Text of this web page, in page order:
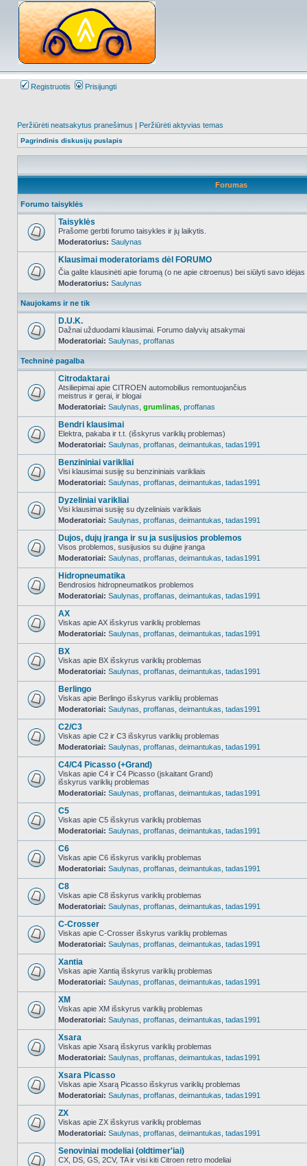
Registruotis Prisijungti
Peržiūrėti neatsakytus pranešimus | Peržiūrėti aktyvias temas
Pagrindinis diskusijų puslapis
Forumas
Forumo taisyklės
NO_UNREAD_POSTS
Taisyklės
Prašome gerbti forumo taisykles ir jų laikytis.
Moderatorius: Saulynas
NO_UNREAD_POSTS
Klausimai moderatoriams dėl FORUMO
Čia galite klausinėti apie forumą (o ne apie citroenus) bei siūlyti savo
Moderatorius: Saulynas
Naujokams ir ne tik
NO_UNREAD_POSTS
D.U.K.
Dažnai užduodami klausimai. Forumo dalyvių atsakymai
Moderatoriai: Saulynas proffanas
Techninė pagalba
NO_UNREAD_POSTS
Citrodaktarai
Atsiliepimai apie CITROEN automobilius remontuojančius
meistrus ir gerai, ir blogai
Moderatoriai: Saulynas grumlinas proffanas
NO_UNREAD_POSTS
Bendri klausimai
Elektra, pakaba ir t.t. (išskyrus variklių problemas)
Moderatoriai: Saulynas proffanas deimantukas tadas1991
NO_UNREAD_POSTS
Benzininiai varikliai
Visi klausimai susiję su benzininiais varikliais
Moderatoriai: Saulynas proffanas deimantukas tadas1991
NO_UNREAD_POSTS
Dyzeliniai varikliai
Visi klausimai susiję su dyzeliniais varikliais
Moderatoriai: Saulynas proffanas deimantukas tadas1991
NO_UNREAD_POSTS
Dujos, dujų įranga ir su ja susijusios problemos
Visos problemos, susijusios su dujine įranga
Moderatoriai: Saulynas proffanas deimantukas tadas1991
NO_UNREAD_POSTS
Hidropneumatika
Bendrosios hidropneumatikos problemos
Moderatoriai: Saulynas proffanas deimantukas tadas1991
NO_UNREAD_POSTS
AX
Viskas apie AX išskyrus variklių problemas
Moderatoriai: Saulynas proffanas deimantukas tadas1991
NO_UNREAD_POSTS
BX
Viskas apie BX išskyrus variklių problemas
Moderatoriai: Saulynas proffanas deimantukas tadas1991
NO_UNREAD_POSTS
Berlingo
Viskas apie Berlingo išskyrus variklių problemas
Moderatoriai: Saulynas proffanas deimantukas tadas1991
NO_UNREAD_POSTS
C2/C3
Viskas apie C2 ir C3 išskyrus variklių problemas
Moderatoriai: Saulynas proffanas deimantukas tadas1991
NO_UNREAD_POSTS
C4/C4 Picasso (+Grand)
Viskas apie C4 ir C4 Picasso (įskaitant Grand)
išskyrus variklių problemas
Moderatoriai: Saulynas proffanas deimantukas tadas1991
NO_UNREAD_POSTS
C5
Viskas apie C5 išskyrus variklių problemas
Moderatoriai: Saulynas proffanas deimantukas tadas1991
NO_UNREAD_POSTS
C6
Viskas apie C6 išskyrus variklių problemas
Moderatoriai: Saulynas proffanas deimantukas tadas1991
NO_UNREAD_POSTS
C8
Viskas apie C8 išskyrus variklių problemas
Moderatoriai: Saulynas proffanas deimantukas tadas1991
NO_UNREAD_POSTS
C-Crosser
Viskas apie C-Crosser išskyrus variklių problemas
Moderatoriai: Saulynas proffanas deimantukas tadas1991
NO_UNREAD_POSTS
Xantia
Viskas apie Xantią išskyrus variklių problemas
Moderatoriai: Saulynas proffanas deimantukas tadas1991
NO_UNREAD_POSTS
XM
Viskas apie XM išskyrus variklių problemas
Moderatoriai: Saulynas proffanas deimantukas tadas1991
NO_UNREAD_POSTS
Xsara
Viskas apie Xsarą išskyrus variklių problemas
Moderatoriai: Saulynas proffanas deimantukas tadas1991
NO_UNREAD_POSTS
Xsara Picasso
Viskas apie Xsarą Picasso išskyrus variklių problemas
Moderatoriai: Saulynas proffanas deimantukas tadas1991
NO_UNREAD_POSTS
ZX
Viskas apie ZX išskyrus variklių problemas
Moderatoriai: Saulynas proffanas deimantukas tadas1991
Senoviniai modeliai (oldtimer'iai)
CX, DS, GS, 2CV, TA ir visi kiti Citroen retro modeliai